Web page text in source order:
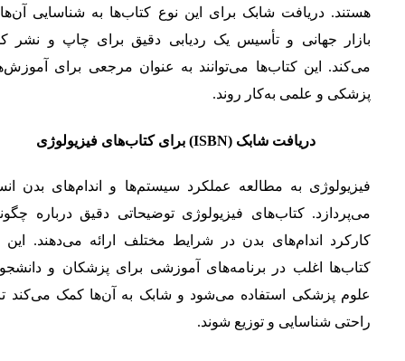
هستند. دریافت شابک برای این نوع کتاب‌ها به شناسایی
بازار جهانی و تأسیس یک ردیابی دقیق برای چاپ و نشر
می‌کند. این کتاب‌ها می‌توانند به عنوان مرجعی برای
پزشکی و علمی به‌کار روند.
دریافت شابک (ISBN) برای کتاب‌های فیزیولوژی
فیزیولوژی به مطالعه عملکرد سیستم‌ها و اندام‌های بدن
می‌پردازد. کتاب‌های فیزیولوژی توضیحاتی دقیق درباره
کارکرد اندام‌های بدن در شرایط مختلف ارائه می‌دهند. این
کتاب‌ها اغلب در برنامه‌های آموزشی برای پزشکان و
علوم پزشکی استفاده می‌شود و شابک به آن‌ها کمک می‌کند
راحتی شناسایی و توزیع شوند.